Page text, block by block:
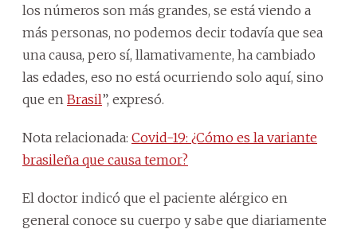
los números son más grandes, se está viendo a
más personas, no podemos decir todavía que sea
una causa, pero sí, llamativamente, ha cambiado
las edades, eso no está ocurriendo solo aquí, sino
que en Brasil”, expresó.
Nota relacionada: Covid-19: ¿Cómo es la variante
brasileña que causa temor?
El doctor indicó que el paciente alérgico en
general conoce su cuerpo y sabe que diariamente